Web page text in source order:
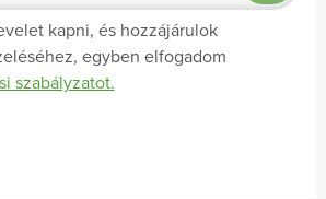
kapni, és hozzájárulok
egyben elfogadom
szabályzatot.